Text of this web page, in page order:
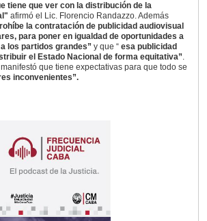
tiene que ver con la distribución de la
afirmó el Lic. Florencio Randazzo. Además
la contratación de publicidad audiovisual
para poner en igualdad de oportunidades a
los partidos grandes” y que “ esa publicidad
el Estado Nacional de forma equitativa”.
que tiene expectativas para que todo se
inconvenientes”.